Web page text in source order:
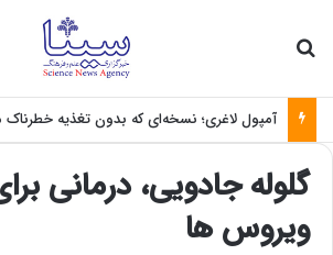
آمپول لاغری؛ نسخه‌ای که بدون تغذیه
گلوله جادویی، درمانی
ویروس ها